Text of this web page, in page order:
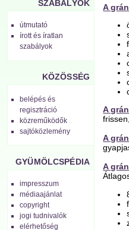
SZABÁLYOK
útmutató
írott és íratlan
szabályok
KÖZÖSSÉG
belépés és
regisztráció
közreműködők
sajtóközlemény
GYÜMÖLCSPÉDIA
impresszum
médiaajánlat
copyright
jogi tudnivalók
elérhetőség
A
A
A
A